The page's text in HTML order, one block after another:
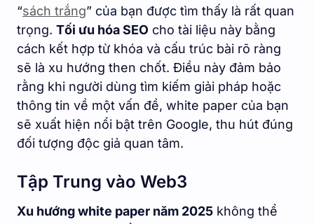
“sách trắng” của bạn được tìm thấy là rất quan
trọng. Tối ưu hóa SEO cho tài liệu này bằng
cách kết hợp từ khóa và cấu trúc bài rõ ràng
sẽ là xu hướng then chốt. Điều này đảm bảo
rằng khi người dùng tìm kiếm giải pháp hoặc
thông tin về một vấn đề, white paper của bạn
sẽ xuất hiện nổi bật trên Google, thu hút đúng
đối tượng độc giả quan tâm.
Tập Trung vào Web3
Xu hướng white paper năm 2025 không thể